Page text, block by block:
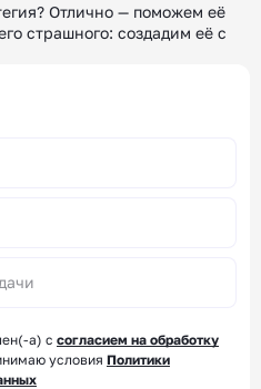
Отлично — поможем её
страшного: создадим её с
а) с согласием на обработку
условия Политики